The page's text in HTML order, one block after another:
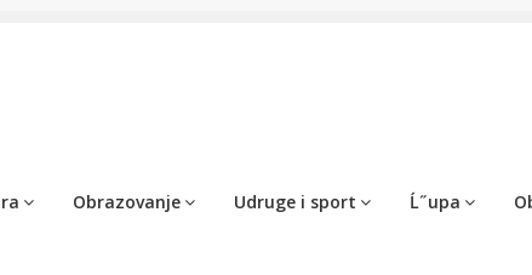
Obrazovanje Udruge i sport Ĺ˝upa